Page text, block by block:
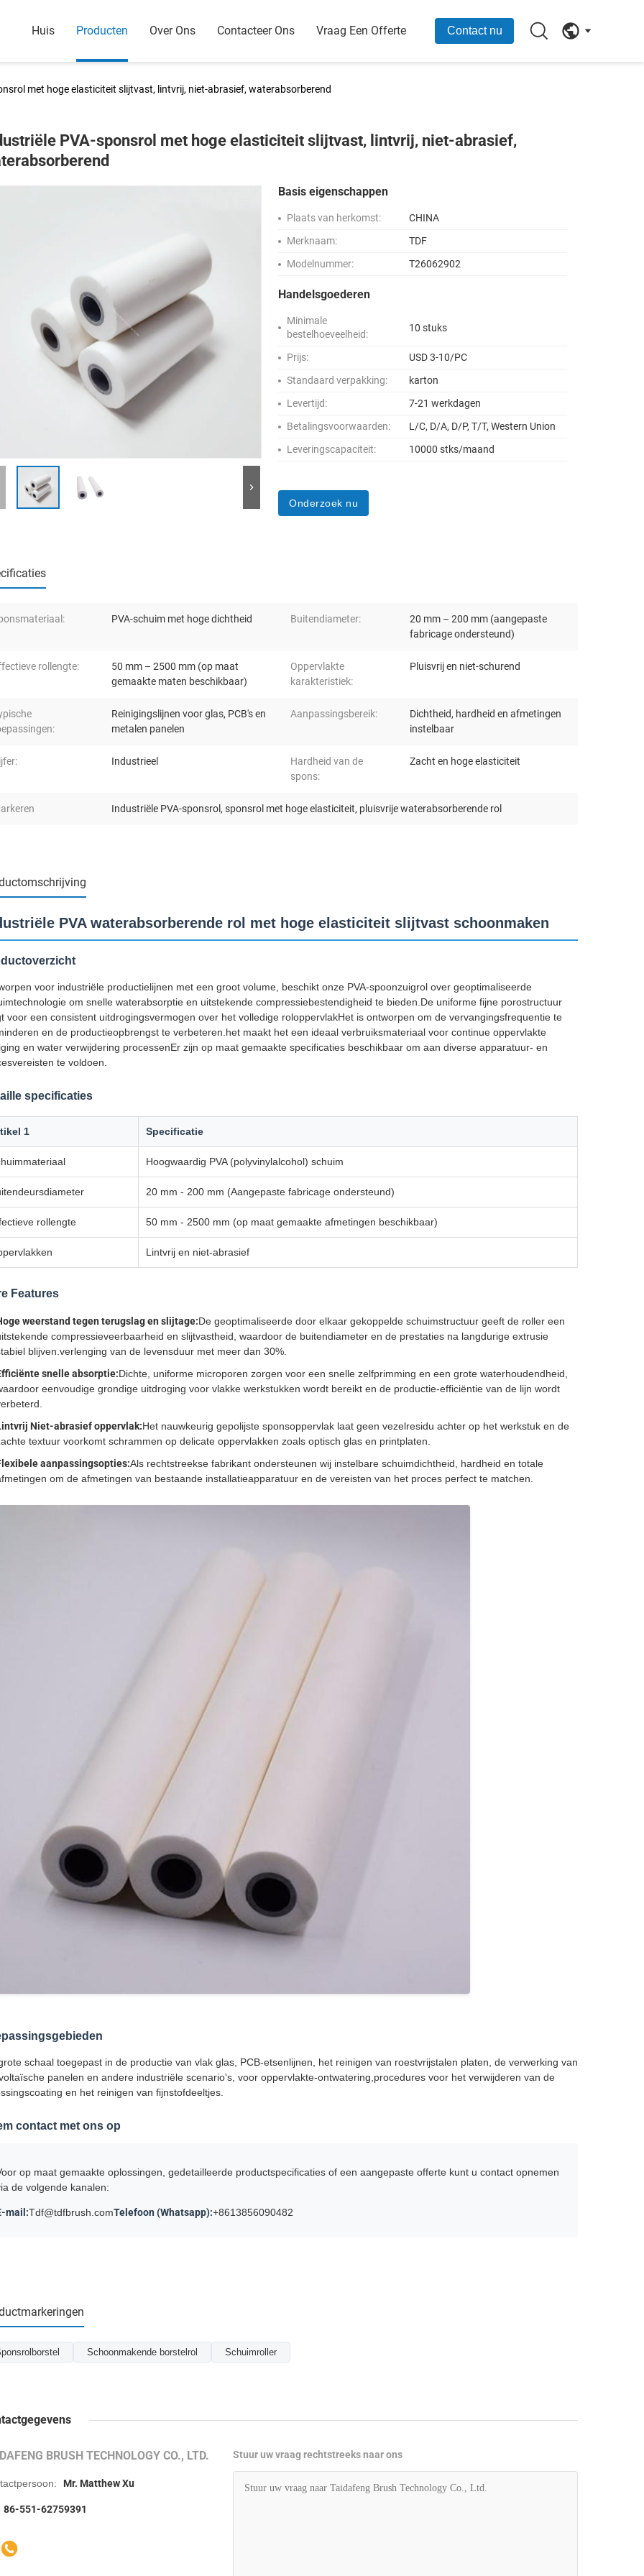
Huis Producten Over Ons Contacteer Ons Vraag Een Offerte Contact nu
met hoge elasticiteit slijtvast, lintvrij, niet-abrasief, waterabsorberend
PVA-sponsrol met hoge elasticiteit slijtvast, lintvrij, niet-abrasief,
Basis eigenschappen
Plaats van herkomst:
CHINA
Merknaam:
TDF
Modelnummer:
T26062902
Handelsgoederen
Minimale
bestelhoeveelheid:
10 stuks
Prijs:
USD 3-10/PC
Standaard verpakking:
karton
Levertijd:
7-21 werkdagen
Betalingsvoorwaarden:
L/C, D/A, D/P, T/T, Western Union
Leveringscapaciteit:
10000 stks/maand
Onderzoek nu
PVA-schuim met hoge dichtheid Buitendiameter:
20 mm – 200 mm (aangepaste
fabricage ondersteund)
rollengte:
50 mm – 2500 mm (op maat
gemaakte maten beschikbaar)
Oppervlakte
karakteristiek:
Pluisvrij en niet-schurend
Reinigingslijnen voor glas, PCB's en
metalen panelen
Aanpassingsbereik:
Dichtheid, hardheid en afmetingen
instelbaar
Industrieel
Hardheid van de
spons:
Zacht en hoge elasticiteit
Industriële PVA-sponsrol, sponsrol met hoge elasticiteit, pluisvrije waterabsorberende rol
PVA waterabsorberende rol met hoge elasticiteit slijtvast schoonmaken
voor industriële productielijnen met een groot volume, beschikt onze PVA-spoonzuigrol over geoptimaliseerde
om snelle waterabsorptie en uitstekende compressiebestendigheid te bieden.De uniforme fijne porostructuur
voor een consistent uitdrogingsvermogen over het volledige roloppervlakHet is ontworpen om de vervangingsfrequentie te
en de productieopbrengst te verbeteren.het maakt het een ideaal verbruiksmateriaal voor continue oppervlakte
en water verwijdering processenEr zijn op maat gemaakte specificaties beschikbaar om aan diverse apparatuur- en
te voldoen.
specificaties
1 Specificatie
Hoogwaardig PVA (polyvinylalcohol) schuim
20 mm - 200 mm (Aangepaste fabricage ondersteund)
rollengte 50 mm - 2500 mm (op maat gemaakte afmetingen beschikbaar)
Lintvrij en niet-abrasief
Features
weerstand tegen terugslag en slijtage:De geoptimaliseerde door elkaar gekoppelde schuimstructuur geeft de roller een
compressieveerbaarheid en slijtvastheid, waardoor de buitendiameter en de prestaties na langdurige extrusie
blijven.verlenging van de levensduur met meer dan 30%.
snelle absorptie:Dichte, uniforme microporen zorgen voor een snelle zelfprimming en een grote waterhoudendheid,
eenvoudige grondige uitdroging voor vlakke werkstukken wordt bereikt en de productie-efficiëntie van de lijn wordt
Niet-abrasief oppervlak:Het nauwkeurig gepolijste sponsoppervlak laat geen vezelresidu achter op het werkstuk en de
textuur voorkomt schrammen op delicate oppervlakken zoals optisch glas en printplaten.
aanpassingsopties:Als rechtstreekse fabrikant ondersteunen wij instelbare schuimdichtheid, hardheid en totale
om de afmetingen van bestaande installatieapparatuur en de vereisten van het proces perfect te matchen.
schaal toegepast in de productie van vlak glas, PCB-etsenlijnen, het reinigen van roestvrijstalen platen, de verwerking van
panelen en andere industriële scenario's, voor oppervlakte-ontwatering,procedures voor het verwijderen van de
en het reinigen van fijnstofdeeltjes.
contact met ons op
op maat gemaakte oplossingen, gedetailleerde productspecificaties of een aangepaste offerte kunt u contact opnemen
de volgende kanalen:
mail:Tdf@tdfbrush.comTelefoon (Whatsapp):+8613856090482
Schoonmakende borstelrol Schuimroller
BRUSH TECHNOLOGY CO., LTD.
Mr. Matthew Xu
86-551-62759391
Stuur uw vraag rechtstreeks naar ons